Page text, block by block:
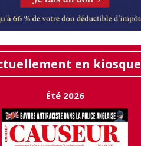
en kiosque
Été 2026